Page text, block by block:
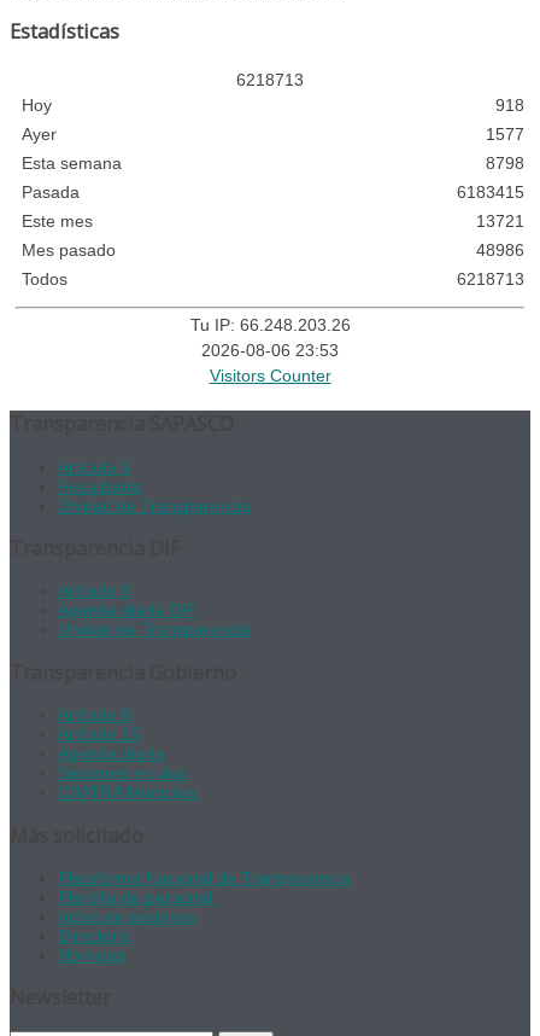
Estadísticas
6218713
Hoy
Ayer
Esta semana
Pasada
Este mes
Mes pasado
Todos
918
1577
8798
6183415
13721
48986
6218713
Tu IP: 66.248.203.26
2026-08-06 23:53
Visitors Counter
Artículo 8
Focalizada
Unidad de Transparencia
Artículo 8
Agenda diaria DIF
Unidad de Transparencia
Artículo 8
Artículo 15
Agenda diaria
Sesiones en vivo
CIMTRA Municipal
Plataforma Nacional de Transparencia
Plantilla de personal
Actas de sesiones
Directorio
Nominas